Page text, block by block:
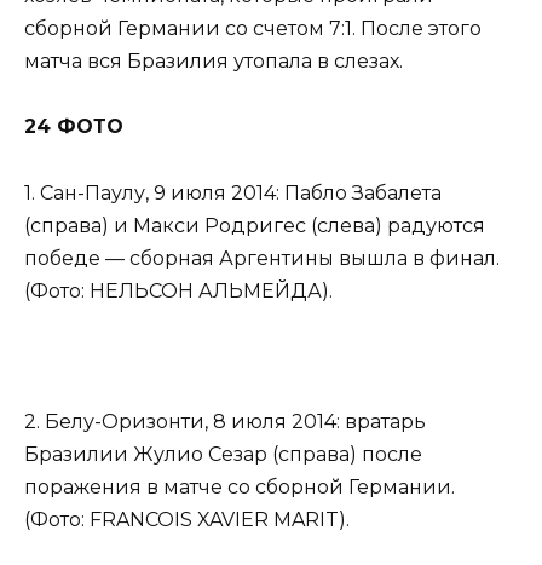
сборной Германии со счетом 7:1. После этого
матча вся Бразилия утопала в слезах.
24 ФОТО
1. Сан-Паулу, 9 июля 2014: Пабло Забалета
(справа) и Макси Родригес (слева) радуются
победе — сборная Аргентины вышла в финал.
(Фото: НЕЛЬСОН АЛЬМЕЙДА).
2. Белу-Оризонти, 8 июля 2014: вратарь
Бразилии Жулио Сезар (справа) после
поражения в матче со сборной Германии.
(Фото: FRANCOIS XAVIER MARIT).